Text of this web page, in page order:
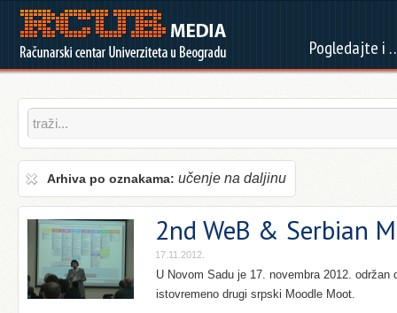
Pogledajte i
Arhiva po oznakama: učenje na daljinu
2nd WeB & Serbian
17.11.2012.
U Novom Sadu je 17. novembra 2012. održan
istovremeno drugi srpski Moodle Moot.